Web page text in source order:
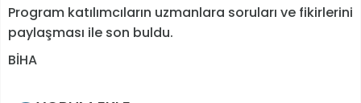
Program katılımcıların uzmanlara soruları ve fikirlerini
paylaşması ile son buldu.
BİHA